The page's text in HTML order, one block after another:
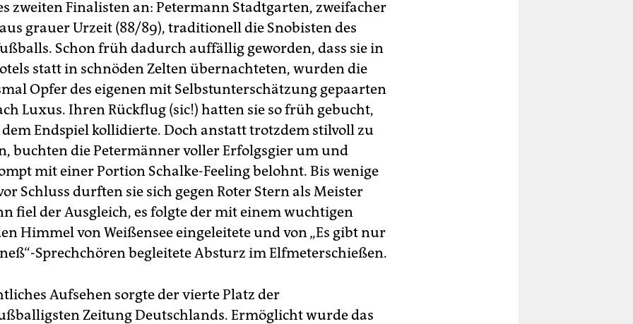
zweiten Finalisten an: Petermann Stadtgarten, zweifacher
grauer Urzeit (88/89), traditionell die Snobisten des
Schon früh dadurch auffällig geworden, dass sie in
statt in schnöden Zelten übernachteten, wurden die
Opfer des eigenen mit Selbstunterschätzung gepaarten
Luxus. Ihren Rückflug (sic!) hatten sie so früh gebucht,
Endspiel kollidierte. Doch anstatt trotzdem stilvoll zu
buchten die Petermänner voller Erfolgsgier um und
mit einer Portion Schalke-Feeling belohnt. Bis wenige
Schluss durften sie sich gegen Roter Stern als Meister
fiel der Ausgleich, es folgte der mit einem wuchtigen
Himmel von Weißensee eingeleitete und von „Es gibt nur
Sprechchören begleitete Absturz im Elfmeterschießen.
Aufsehen sorgte der vierte Platz der
Zeitung Deutschlands. Ermöglicht wurde das